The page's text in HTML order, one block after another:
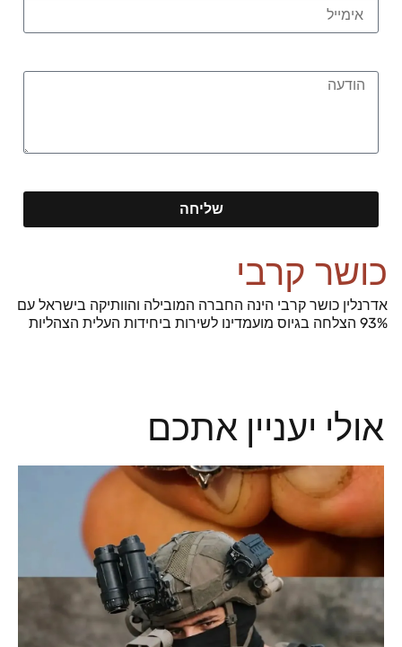
שליחה
כושר קרבי
אדרנלין כושר קרבי הינה החברה המובילה והוותיקה בישראל עם
93% הצלחה בגיוס מועמדינו לשירות ביחידות העלית הצהליות
אולי יעניין אתכם